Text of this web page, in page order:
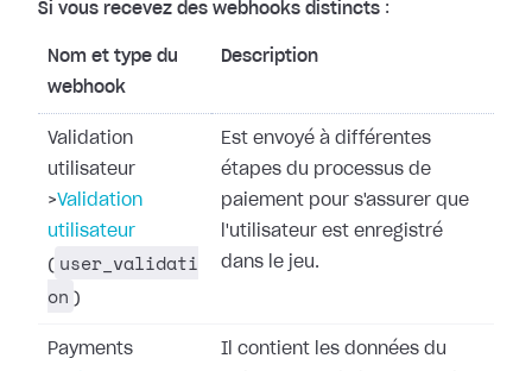
Si vous recevez des webhooks distincts :
Nom et type du
webhook
Description
Validation
utilisateur
>Validation
utilisateur
( user_validati
on )
Est envoyé à différentes
étapes du processus de
paiement pour s'assurer que
l'utilisateur est enregistré
dans le jeu.
Payments
Il contient les données du